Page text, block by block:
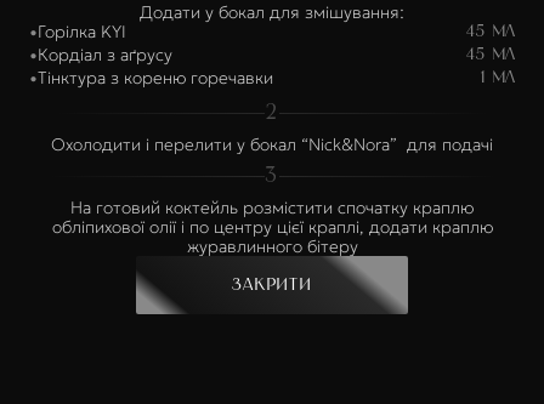
Додати у бокал для змішування:
•Горілка KYI 45 мл
•Кордіал з аґрусу 45 мл
•Тінктура з кореню горечавки 1 мл
2
Охолодити і перелити у бокал “Nick&Nora” для подачі
3
На готовий коктейль розмістити спочатку краплю
обліпихової олії і по центру цієї краплі, додати краплю
журавлинного бітеру
Закрити